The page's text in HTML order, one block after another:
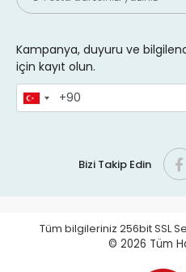
Kampanya, duyuru ve
için kayıt olun.
Bizi Takip Edin
Tüm bilgileriniz 256bit SSL
© 2026 Tüm